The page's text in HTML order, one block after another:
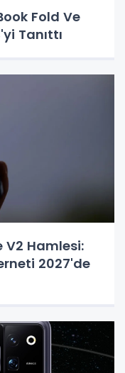
Fold Ve
Tanıttı
V2 Hamlesi:
2027'de